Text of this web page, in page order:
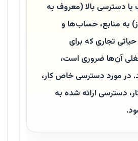
با دسترسی بالا (معروف به
به منابع، حساب‌ها و
حیاتی تجاری که برای
آن‌ها ضروری است،
در مورد دسترسی خاص کار،
دسترسی ارائه شده به
.